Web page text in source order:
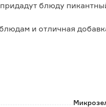
блюду
и отличная